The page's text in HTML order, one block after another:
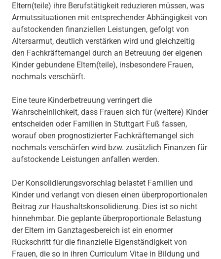
Eltern(teile) ihre Berufstätigkeit reduzieren müssen, was
Armutssituationen mit entsprechender Abhängigkeit von
aufstockenden finanziellen Leistungen, gefolgt von
Altersarmut, deutlich verstärken wird und gleichzeitig
den Fachkräftemangel durch an Betreuung der eigenen
Kinder gebundene Eltern(teile), insbesondere Frauen,
nochmals verschärft.
Eine teure Kinderbetreuung verringert die
Wahrscheinlichkeit, dass Frauen sich für (weitere) Kinder
entscheiden oder Familien in Stuttgart Fuß fassen,
worauf oben prognostizierter Fachkräftemangel sich
nochmals verschärfen wird bzw. zusätzlich Finanzen für
aufstockende Leistungen anfallen werden.
Der Konsolidierungsvorschlag belastet Familien und
Kinder und verlangt von diesen einen überproportionalen
Beitrag zur Haushaltskonsolidierung. Dies ist so nicht
hinnehmbar. Die geplante überproportionale Belastung
der Eltern im Ganztagesbereich ist ein enormer
Rückschritt für die finanzielle Eigenständigkeit von
Frauen, die so in ihren Curriculum Vitae in Bildung und